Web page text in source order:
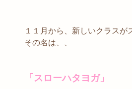
１１月から、新しいクラスが
その名は、、
「スローハタヨガ」